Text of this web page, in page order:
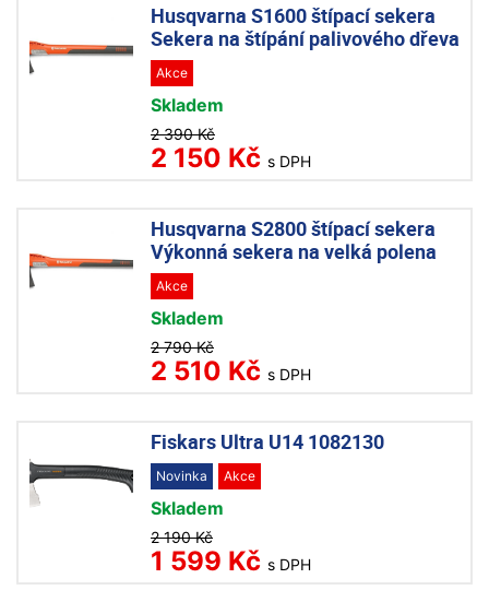
Husqvarna S1600 štípací sekera
Sekera na štípání palivového dřeva
Akce
Skladem
2 390 Kč
2 150 Kč s DPH
Husqvarna S2800 štípací sekera
Výkonná sekera na velká polena
Akce
Skladem
2 790 Kč
2 510 Kč s DPH
Fiskars Ultra U14 1082130
Novinka Akce
Skladem
2 190 Kč
1 599 Kč s DPH